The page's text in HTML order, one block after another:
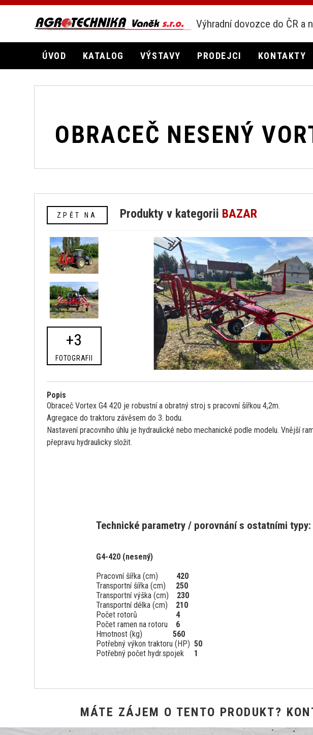
Výhradní dovozce do ČR a
ÚVOD KATALOG VÝSTAVY PRODEJCI KONTAKTY
OBRACEČ NESENÝ
ZPĚT NA Produkty v kategorii BAZAR
+3
FOTOGRAFII
Popis
Obraceč Vortex G4 420 je robustní a obratný stroj s pracovní šířkou 4,2m.
Agregace do traktoru závěsem do 3. bodu.
Nastavení pracovního úhlu je hydraulické nebo mechanické podle modelu. Vnější
přepravu hydraulicky složit.
Technické parametry / porovnání s ostatními typy:
G4-420 (nesený)
Pracovní šířka (cm) 420
Transportní šířka (cm) 250
Transportní výška (cm) 230
Transportní délka (cm) 210
Počet rotorů 4
Počet ramen na rotoru 6
Hmotnost (kg) 560
Potřebný výkon traktoru (HP) 50
Potřebný počet hydr.spojek 1
MÁTE ZÁJEM O TENTO PRODUKT?